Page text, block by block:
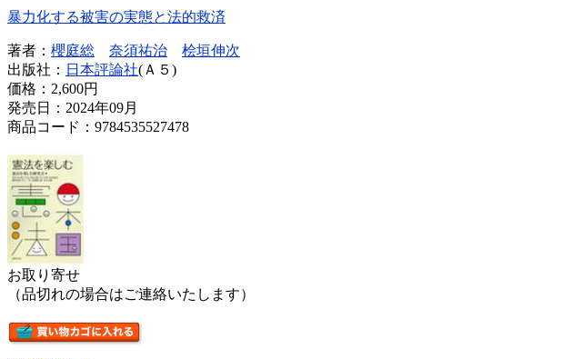
暴力化する被害の実態と法的救済
著者： 櫻庭総 奈須祐治
桧垣伸次
出版社： 日本評論社(Ａ５)
価格： 2,600円
発売日：2024年09月
商品コード：9784535527478
お取り寄せ
（品切れの場合はご連絡いたします）